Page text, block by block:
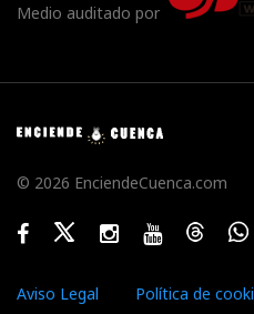
Medio auditado por
© 2026 EnciendeCuenca.com
FacebookTwitterInstagramYoutubeThreads
Aviso Legal Política de